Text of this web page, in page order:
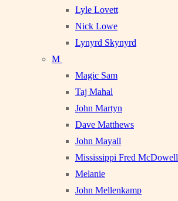
Lyle Lovett
Nick Lowe
Lynyrd Skynyrd
M
Magic Sam
Taj Mahal
John Martyn
Dave Matthews
John Mayall
Mississippi Fred McDowell
Melanie
John Mellenkamp